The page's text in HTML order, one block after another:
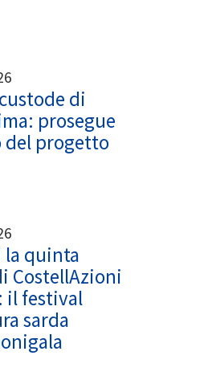
di
prosegue
del progetto
la quinta
CostellAzioni
il festival
sarda